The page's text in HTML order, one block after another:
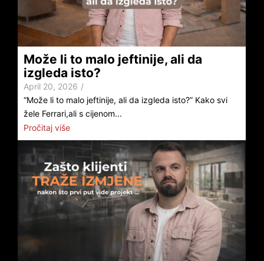
Može li to malo jeftinije, ali da
izgleda isto?
April 20, 2026 /
“Može li to malo jeftinije, ali da izgleda isto?” Kako svi
žele Ferrari,ali s cijenom...
Pročitaj više